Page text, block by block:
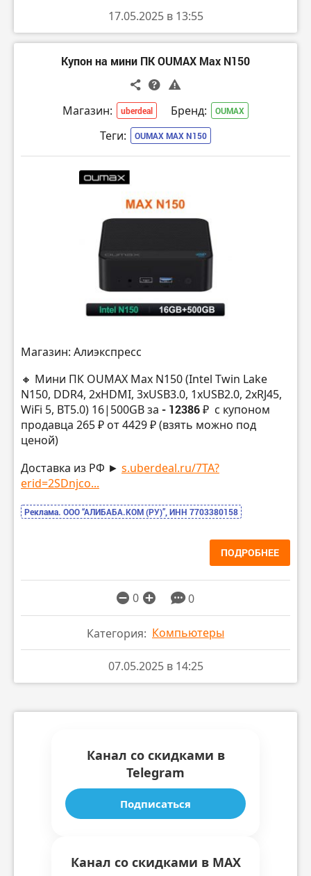
17.05.2025 в 13:55
Купон на мини ПК OUMAX Max N150
Магазин: uberdeal Бренд: OUMAX
Теги: OUMAX MAX N150
Магазин: Алиэкспресс
🔸 Мини ПК OUMAX Max N150 (Intel Twin Lake
N150, DDR4, 2xHDMI, 3хUSB3.0, 1хUSB2.0, 2хRJ45,
WiFi 5, BT5.0) 16|500GB за - 12386 ₽ с купоном
продавца 265 ₽ от 4429 ₽ (взять можно под
ценой)
Доставка из РФ ► s.uberdeal.ru/7TA?
erid=2SDnjco...
Реклама. ООО “АЛИБАБА.КОМ (РУ)”, ИНН 7703380158
ПОДРОБНЕЕ
0 0
Категория: Компьютеры
07.05.2025 в 14:25
Канал со скидками в
Telegram
Подписаться
Канал со скидками в MAX